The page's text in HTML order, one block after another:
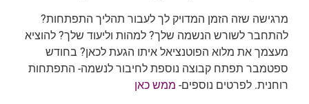
מרגישה שזה הזמן המדויק לך לעבור תהליך התפתחות?
להתחבר לשורש הנשמה שלך? למהות וליעוד שלך? להוציא
מעצמך את מלוא הפוטנציאל איתו הגעת לכאן? בחודש
ספטמבר תפתח קבוצה נוספת לחיבור לנשמה- התפתחות
רוחנית. לפרטים נוספים- ממש כאן